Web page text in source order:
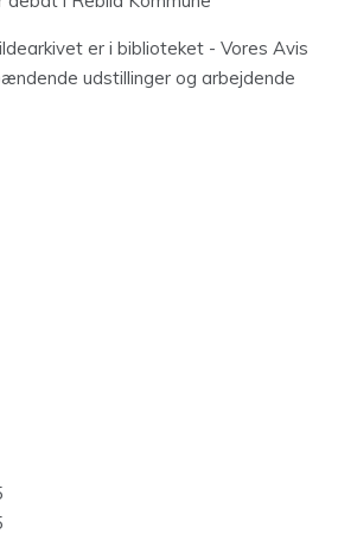
er i biblioteket - Vores Avis
udstillinger og arbejdende